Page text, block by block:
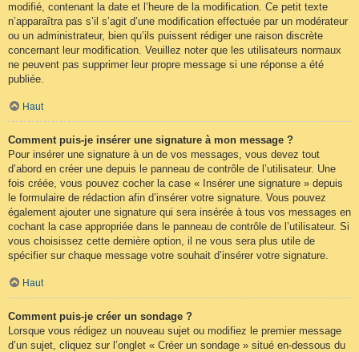
modifié, contenant la date et l’heure de la modification. Ce petit texte
n’apparaîtra pas s’il s’agit d’une modification effectuée par un modérateur
ou un administrateur, bien qu’ils puissent rédiger une raison discrète
concernant leur modification. Veuillez noter que les utilisateurs normaux
ne peuvent pas supprimer leur propre message si une réponse a été
publiée.
Haut
Comment puis-je insérer une signature à mon message ?
Pour insérer une signature à un de vos messages, vous devez tout
d’abord en créer une depuis le panneau de contrôle de l’utilisateur. Une
fois créée, vous pouvez cocher la case « Insérer une signature » depuis
le formulaire de rédaction afin d’insérer votre signature. Vous pouvez
également ajouter une signature qui sera insérée à tous vos messages en
cochant la case appropriée dans le panneau de contrôle de l’utilisateur. Si
vous choisissez cette dernière option, il ne vous sera plus utile de
spécifier sur chaque message votre souhait d’insérer votre signature.
Haut
Comment puis-je créer un sondage ?
Lorsque vous rédigez un nouveau sujet ou modifiez le premier message
d’un sujet, cliquez sur l’onglet « Créer un sondage » situé en-dessous du